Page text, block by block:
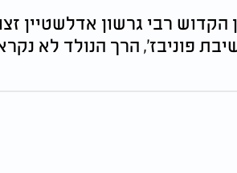
רבי גרשון אדלשטיין
פוניבז', הרך הנולד לא